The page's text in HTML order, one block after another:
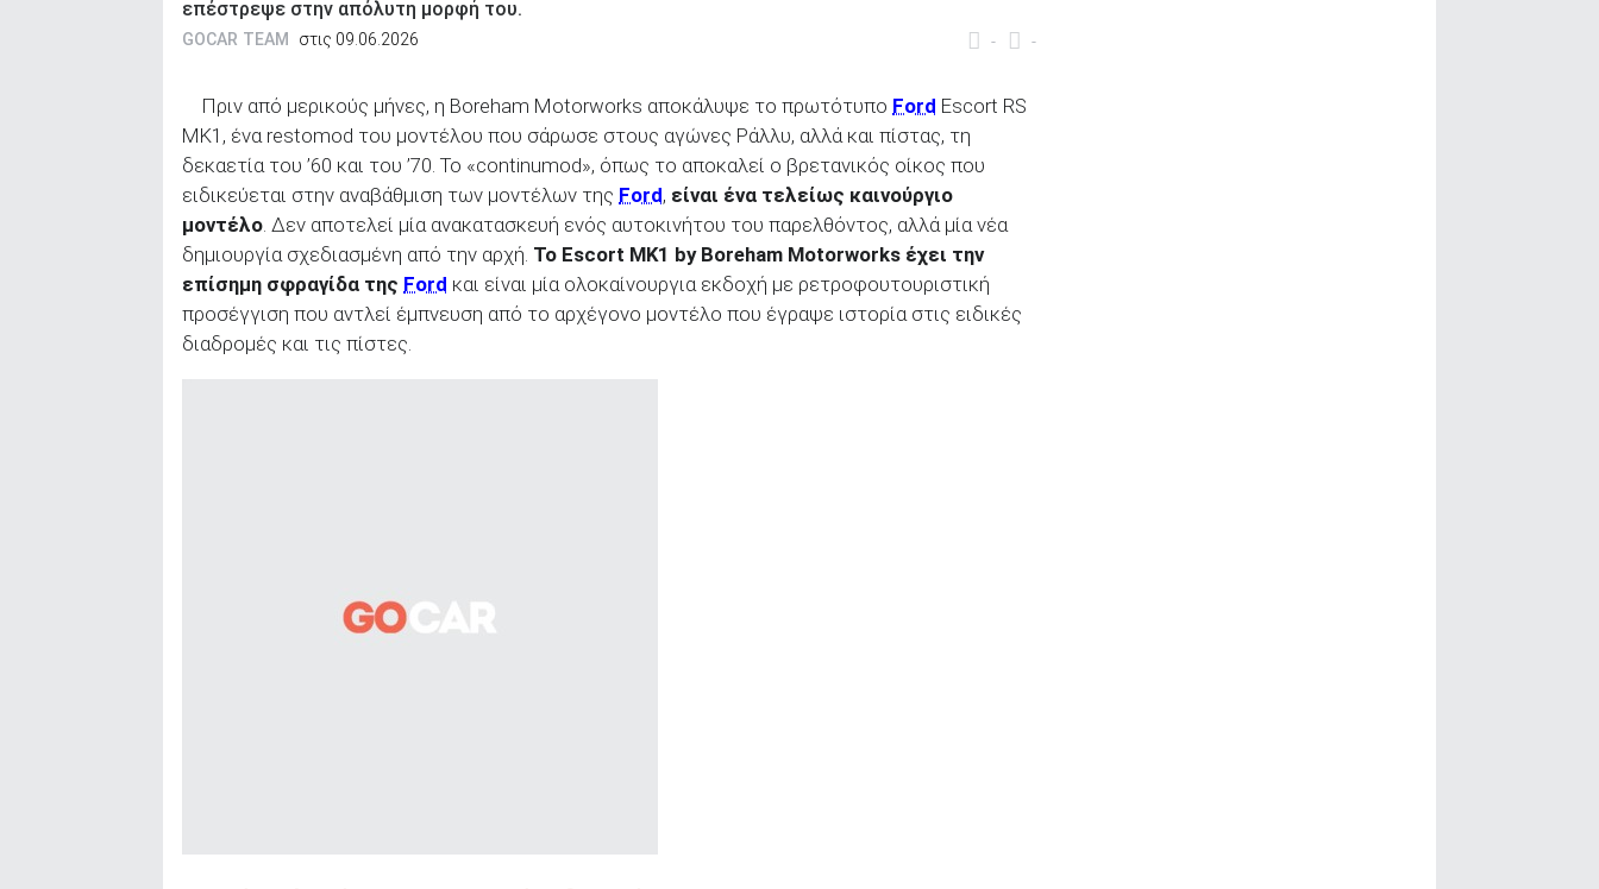
επέστρεψε στην απόλυτη μορφή του.
- -
GOCAR TEAM στις 09.06.2026
Πριν από μερικούς μήνες, η Boreham Motorworks αποκάλυψε το πρωτότυπο Ford Escort RS
MK1, ένα restomod του μοντέλου που σάρωσε στους αγώνες Ράλλυ, αλλά και πίστας, τη
δεκαετία του ’60 και του ’70. Το «continumod», όπως το αποκαλεί ο βρετανικός οίκος που
ειδικεύεται στην αναβάθμιση των μοντέλων της Ford, είναι ένα τελείως καινούργιο
μοντέλο. Δεν αποτελεί μία ανακατασκευή ενός αυτοκινήτου του παρελθόντος, αλλά μία νέα
δημιουργία σχεδιασμένη από την αρχή. Το Escort MK1 by Boreham Motorworks έχει την
επίσημη σφραγίδα της Ford και είναι μία ολοκαίνουργια εκδοχή με ρετροφουτουριστική
προσέγγιση που αντλεί έμπνευση από το αρχέγονο μοντέλο που έγραψε ιστορία στις ειδικές
διαδρομές και τις πίστες.